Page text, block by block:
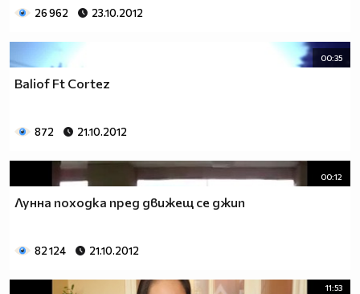
26 962 23.10.2012
00:35
Baliof Ft Cortez
872 21.10.2012
00:12
Лунна походка пред движещ се джип
82 124 21.10.2012
11:53